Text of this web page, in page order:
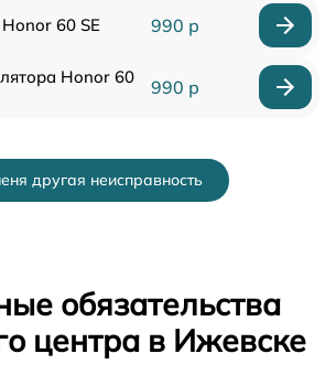
60 SE 990 р
Honor 60
990 р
другая неисправность
обязательства
центра в Ижевске